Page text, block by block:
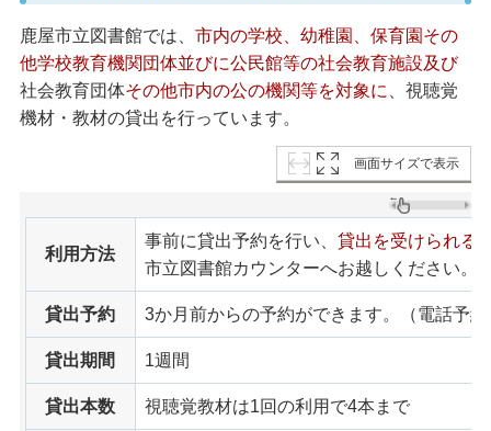
鹿屋市立図書館では、 市内の学校、幼稚園、保育園その
他学校教育機関団体並びに公民館等の社会教育施設及び
社会教育団体その他市内の公の機関等を対象に
、視聴覚
機材・教材の貸出を行っています。
画面サイズで表示
利用方法
事前に貸出予約を行い、 貸出を受けられる
市立図書館カウンターへお越しください。
貸出予約 3か月前からの予約ができます。（電話予
貸出期間 1週間
貸出本数 視聴覚教材は1回の利用で4本まで